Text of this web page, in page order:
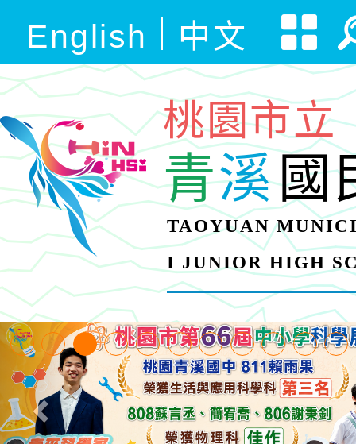
English 中文
桃園市立
青溪國
TAOYUAN
I JUNIOR HIGH
【甄選結果(第4招)】